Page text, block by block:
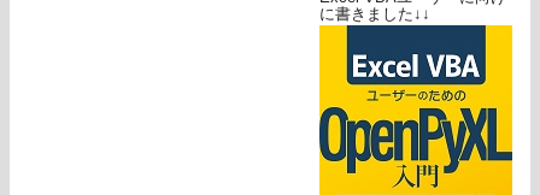
に書きました↓↓